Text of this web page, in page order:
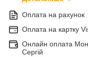
Оплата на рахунок
Оплата на картку
Онлайн оплата
Сергій